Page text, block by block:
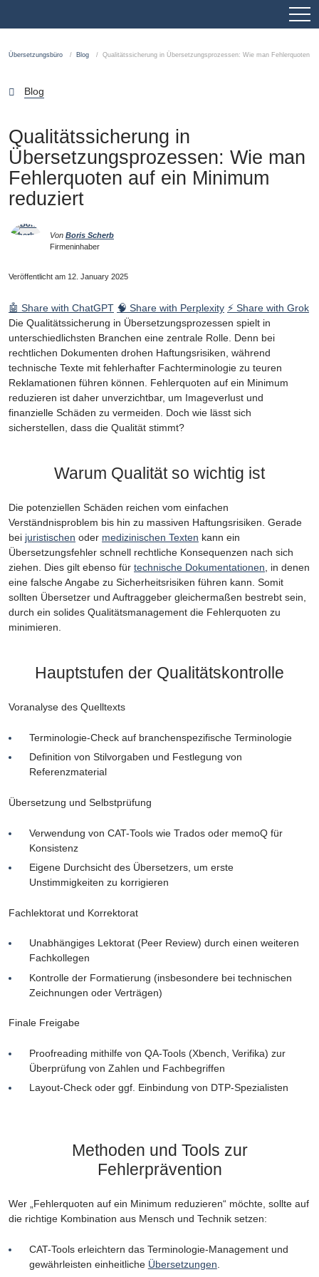
Übersetzungsbüro Blog Qualitätssicherung in Übersetzungsprozessen: Wie man Fehlerquoten
Blog
Qualitätssicherung in
Übersetzungsprozessen: Wie man
Fehlerquoten auf ein Minimum
reduziert
Von Boris Scherb
Firmeninhaber
Veröffentlicht am 12. January 2025
🤖 Share with ChatGPT 🧠 Share with Perplexity ⚡ Share with Grok
Die Qualitätssicherung in Übersetzungsprozessen spielt in
unterschiedlichsten Branchen eine zentrale Rolle. Denn bei
rechtlichen Dokumenten drohen Haftungsrisiken, während
technische Texte mit fehlerhafter Fachterminologie zu teuren
Reklamationen führen können. Fehlerquoten auf ein Minimum
reduzieren ist daher unverzichtbar, um Imageverlust und
finanzielle Schäden zu vermeiden. Doch wie lässt sich
sicherstellen, dass die Qualität stimmt?
Warum Qualität so wichtig ist
Die potenziellen Schäden reichen vom einfachen
Verständnisproblem bis hin zu massiven Haftungsrisiken. Gerade
bei juristischen oder medizinischen Texten kann ein
Übersetzungsfehler schnell rechtliche Konsequenzen nach sich
ziehen. Dies gilt ebenso für technische Dokumentationen, in denen
eine falsche Angabe zu Sicherheitsrisiken führen kann. Somit
sollten Übersetzer und Auftraggeber gleichermaßen bestrebt sein,
durch ein solides Qualitätsmanagement die Fehlerquoten zu
minimieren.
Hauptstufen der Qualitätskontrolle
Voranalyse des Quelltexts
Terminologie-Check auf branchenspezifische Terminologie
Definition von Stilvorgaben und Festlegung von
Referenzmaterial
Übersetzung und Selbstprüfung
Verwendung von CAT-Tools wie Trados oder memoQ für
Konsistenz
Eigene Durchsicht des Übersetzers, um erste
Unstimmigkeiten zu korrigieren
Fachlektorat und Korrektorat
Unabhängiges Lektorat (Peer Review) durch einen weiteren
Fachkollegen
Kontrolle der Formatierung (insbesondere bei technischen
Zeichnungen oder Verträgen)
Finale Freigabe
Proofreading mithilfe von QA-Tools (Xbench, Verifika) zur
Überprüfung von Zahlen und Fachbegriffen
Layout-Check oder ggf. Einbindung von DTP-Spezialisten
Methoden und Tools zur
Fehlerprävention
Wer „Fehlerquoten auf ein Minimum reduzieren“ möchte, sollte auf
die richtige Kombination aus Mensch und Technik setzen:
CAT-Tools erleichtern das Terminologie-Management und
gewährleisten einheitliche Übersetzungen